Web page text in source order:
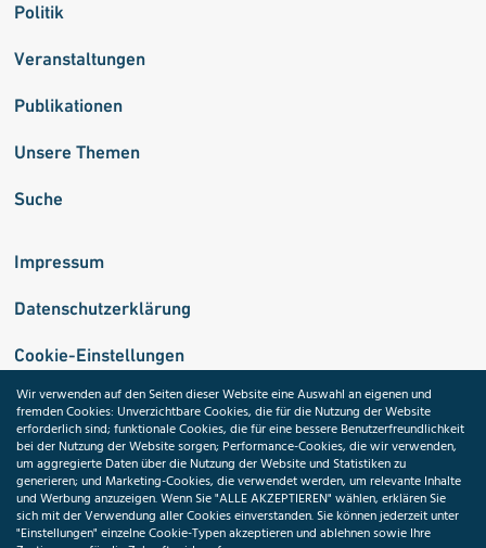
Politik
Veranstaltungen
Publikationen
Unsere Themen
Suche
Impressum
Datenschutzerklärung
Cookie-Einstellungen
Medizininformatik-Initiative
ToolPool Gesundheitsforschung
Wir verwenden auf den Seiten dieser Website eine Auswahl an eigenen und
fremden Cookies: Unverzichtbare Cookies, die für die Nutzung der Website
erforderlich sind; funktionale Cookies, die für eine bessere Benutzerfreundlichkeit
bei der Nutzung der Website sorgen; Performance-Cookies, die wir verwenden,
um aggregierte Daten über die Nutzung der Website und Statistiken zu
generieren; und Marketing-Cookies, die verwendet werden, um relevante Inhalte
und Werbung anzuzeigen. Wenn Sie "ALLE AKZEPTIEREN" wählen, erklären Sie
sich mit der Verwendung aller Cookies einverstanden. Sie können jederzeit unter
"Einstellungen" einzelne Cookie-Typen akzeptieren und ablehnen sowie Ihre